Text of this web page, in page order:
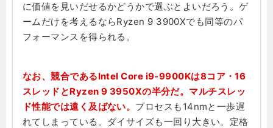
に価値を見いだせるかどうかで選ぶとよいだろう。ゲ
ームだけを考えるならRyzen 9 3900Xでも同等のパ
フォーマンスを得られる。
なお、競合であるIntel Core i9-9900Kは8コア・16
スレッドとRyzen 9 3950Xの半分だ。マルチスレッ
ド性能では遠く及ばない。 プロセスも14nmと一歩遅
れてしまっている。ダイサイズも一回り大きい。定格